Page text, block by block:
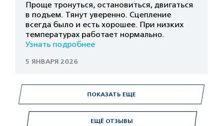
ЕЩЁ ОТЗЫВЫ
Проще тронуться, остановиться, двигаться
в подъем. Тянут уверенно. Сцепление
всегда было и есть хорошее. При низких
температурах работает нормально.
Узнать подробнее
5 ЯНВАРЯ 2026
ПОКАЗАТЬ ЕЩЕ